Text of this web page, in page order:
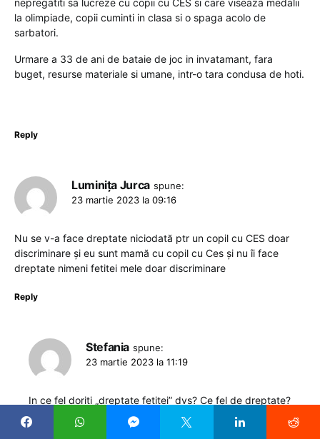
la olimpiade, copii cuminti in clasa si o spaga acolo de
sarbatori.
Urmare a 33 de ani de bataie de joc in invatamant, fara
buget, resurse materiale si umane, intr-o tara condusa de hoti.
Reply
Luminița Jurca spune:
23 martie 2023 la 09:16
Nu se v-a face dreptate niciodată ptr un copil cu CES doar
discriminare și eu sunt mamă cu copil cu Ces și nu îi face
dreptate nimeni fetitei mele doar discriminare
Reply
Stefania spune:
23 martie 2023 la 11:19
In ce fel doriti „dreptate fetitei” dvs? Ce fel de dreptate?
Dar timpul pe care un educator in petrece cu fetita dvs nu
discrimineaza ceilalti copii? Nu le rapeste din dreptul lor la